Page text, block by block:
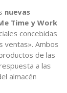
nuevas
Time y Work
concebidas
ventas». Ambos
de las
a las
almacén